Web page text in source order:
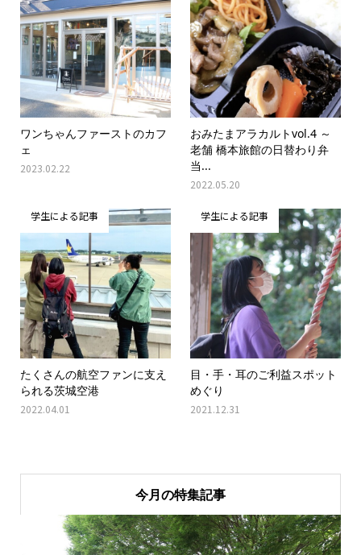
ワンちゃんファーストのカフ
ェ
2023.02.22
おみたまアラカルトvol.4 ～
老舗 橋本旅館の日替わり弁
当...
2022.05.20
学生による記事
たくさんの航空ファンに支え
られる茨城空港
2022.04.01
学生による記事
目・手・耳のご利益スポット
めぐり
2021.12.31
今月の特集記事